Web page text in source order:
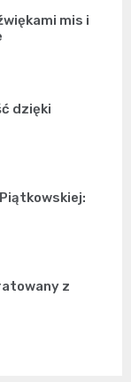
mis i
dzięki
z